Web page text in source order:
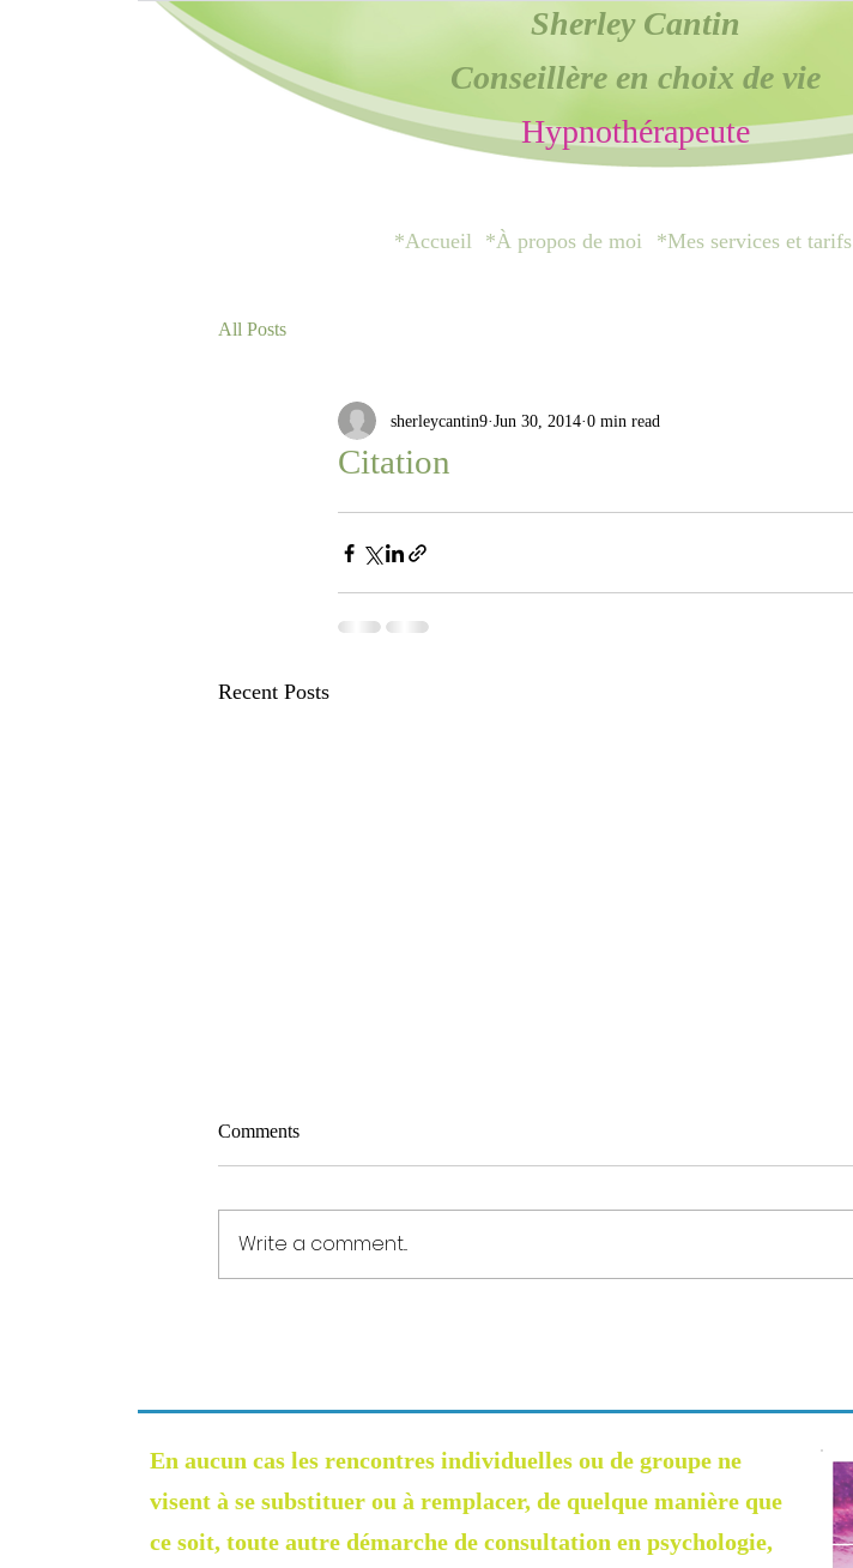
Sherley Cantin
Conseillère en choix de vie
Hypnothérapeute
*Accueil *À propos de moi *Mes services et tarifs
All Posts
Citation
sherleycantin9 Jun 30, 2014 0 min read
Recent Posts
La voix/voie qui résonne en moi
Ma voix se fait entendre en écho de
cette v oix transmet des sons, des
fréquences qui convergent vers ce
Comments
Write a comment...
En aucun cas les rencontres individuelles ou de groupe ne
visent à se substituer ou à remplacer, de quelque manière que
ce soit, toute autre démarche de consultation en psychologie,